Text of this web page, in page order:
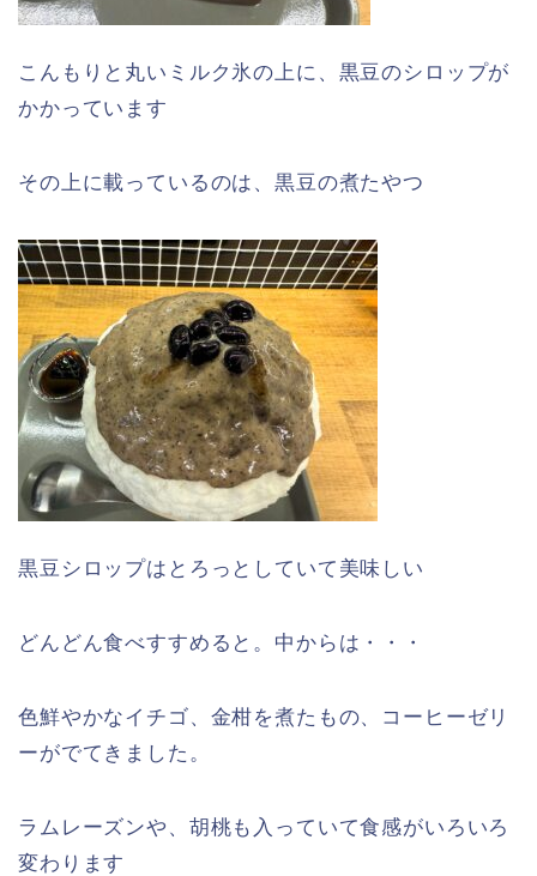
こんもりと丸いミルク氷の上に、黒豆のシロップが
かかっています
その上に載っているのは、黒豆の煮たやつ
黒豆シロップはとろっとしていて美味しい
どんどん食べすすめると。中からは・・・
色鮮やかなイチゴ、金柑を煮たもの、コーヒーゼリ
ーがでてきました。
ラムレーズンや、胡桃も入っていて食感がいろいろ
変わります